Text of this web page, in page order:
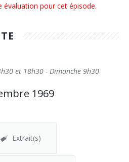
évaluation pour cet épisode.
et 18h30 - Dimanche 9h30
1969
Extrait(s)